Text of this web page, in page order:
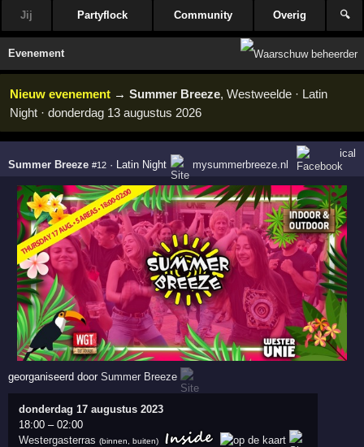
Jij Partyflock Community Overig 🔍
Evenement
Nieuw evenement →Summer Breeze, Westweelde · Latin
Night · donderdag 13 augustus 2026
Summer Breeze #12 · Latin Night mysummerbreeze.nl
ical
georganiseerd doorSummer Breeze
donderdag 17 augustus 2023
18:00 –02:00
Westergasterras (binnen, buiten)